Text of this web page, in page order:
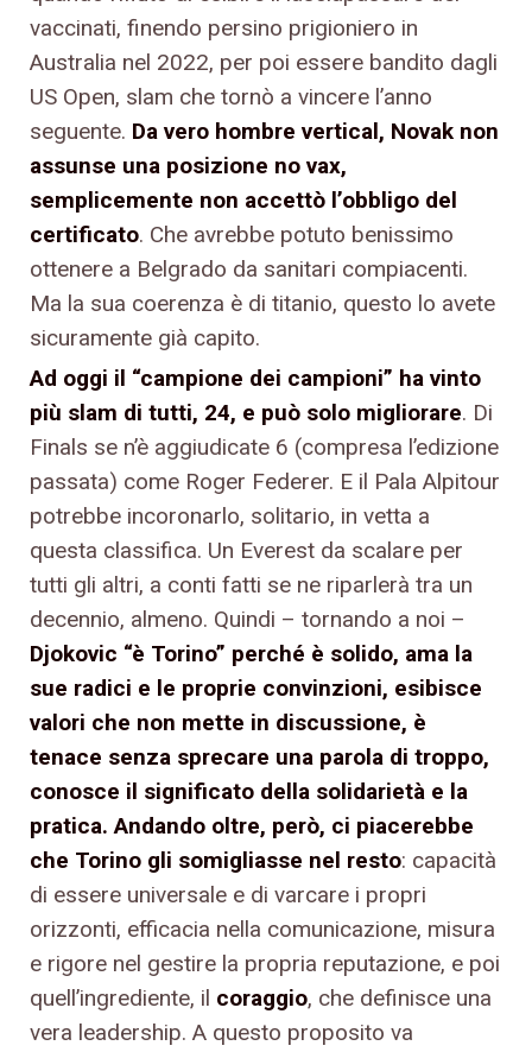
vaccinati, finendo persino prigioniero in
Australia nel 2022, per poi essere bandito dagli
US Open, slam che tornò a vincere l’anno
seguente. Da vero hombre vertical, Novak non
assunse una posizione no vax,
semplicemente non accettò l’obbligo del
certificato. Che avrebbe potuto benissimo
ottenere a Belgrado da sanitari compiacenti.
Ma la sua coerenza è di titanio, questo lo avete
sicuramente già capito.
Ad oggi il “campione dei campioni” ha vinto
più slam di tutti, 24, e può solo migliorare. Di
Finals se n’è aggiudicate 6 (compresa l’edizione
passata) come Roger Federer. E il Pala Alpitour
potrebbe incoronarlo, solitario, in vetta a
questa classifica. Un Everest da scalare per
tutti gli altri, a conti fatti se ne riparlerà tra un
decennio, almeno. Quindi – tornando a noi –
Djokovic “è Torino” perché è solido, ama la
sue radici e le proprie convinzioni, esibisce
valori che non mette in discussione, è
tenace senza sprecare una parola di troppo,
conosce il significato della solidarietà e la
pratica. Andando oltre, però, ci piacerebbe
che Torino gli somigliasse nel resto: capacità
di essere universale e di varcare i propri
orizzonti, efficacia nella comunicazione, misura
e rigore nel gestire la propria reputazione, e poi
quell’ingrediente, il coraggio, che definisce una
vera leadership. A questo proposito va